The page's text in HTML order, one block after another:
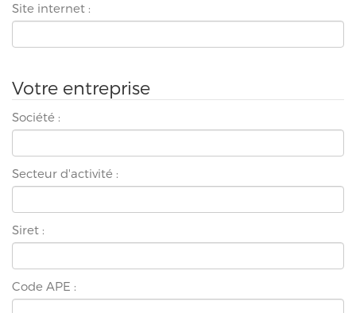
Site internet :
Votre entreprise
Société :
Secteur d'activité :
Siret :
Code APE :